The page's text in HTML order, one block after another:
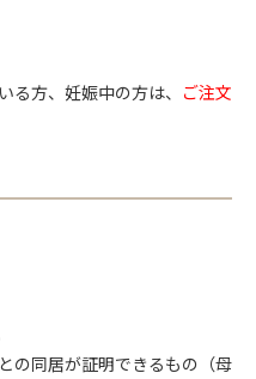
方、妊娠中の方は、 ご注文
の同居が証明できるもの（母